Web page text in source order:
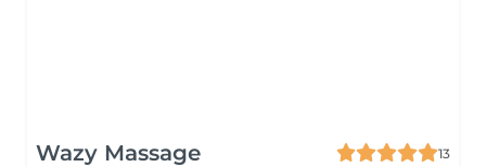
Wazy Massage
13